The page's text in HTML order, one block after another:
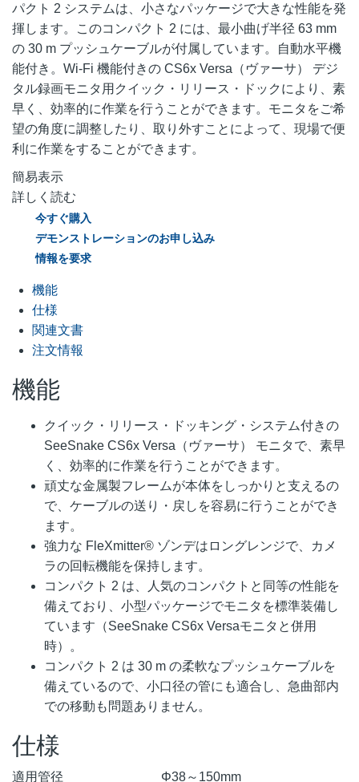
パクト 2 システムは、小さなパッケージで大きな性能を発
揮します。このコンパクト 2 には、最小曲げ半径 63 mm
の 30 m プッシュケーブルが付属しています。自動水平機
能付き。Wi-Fi 機能付きの CS6x Versa（ヴァーサ） デジ
タル録画モニタ用クイック・リリース・ドックにより、素
早く、効率的に作業を行うことができます。モニタをご希
望の角度に調整したり、取り外すことによって、現場で便
利に作業をすることができます。
簡易表示
詳しく読む
今すぐ購入
デモンストレーションのお申し込み
情報を要求
機能
仕様
関連文書
注文情報
機能
クイック・リリース・ドッキング・システム付きの
SeeSnake CS6x Versa（ヴァーサ） モニタで、素早
く、効率的に作業を行うことができます。
頑丈な金属製フレームが本体をしっかりと支えるの
で、ケーブルの送り・戻しを容易に行うことができ
ます。
強力な FleXmitter® ゾンデはロングレンジで、カメ
ラの回転機能を保持します。
コンパクト 2 は、人気のコンパクトと同等の性能を
備えており、小型パッケージでモニタを標準装備し
ています（SeeSnake CS6x Versaモニタと併用
時）。
コンパクト 2 は 30 m の柔軟なプッシュケーブルを
備えているので、小口径の管にも適合し、急曲部内
での移動も問題ありません。
仕様
適用管径
Φ38～150mm